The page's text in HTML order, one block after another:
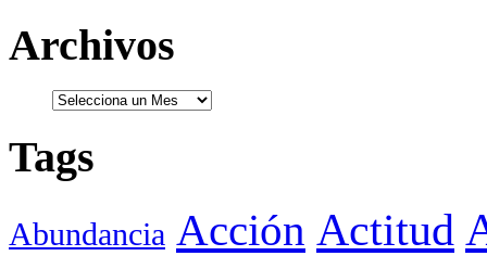
Archivos
Tags
Abundancia Acción Actitud